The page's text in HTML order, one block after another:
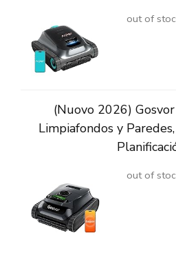
out of
(Nuovo 2026)
Limpiafondos y
out of